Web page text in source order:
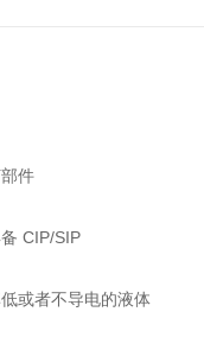
件
CIP/SIP
或者不导电的液体